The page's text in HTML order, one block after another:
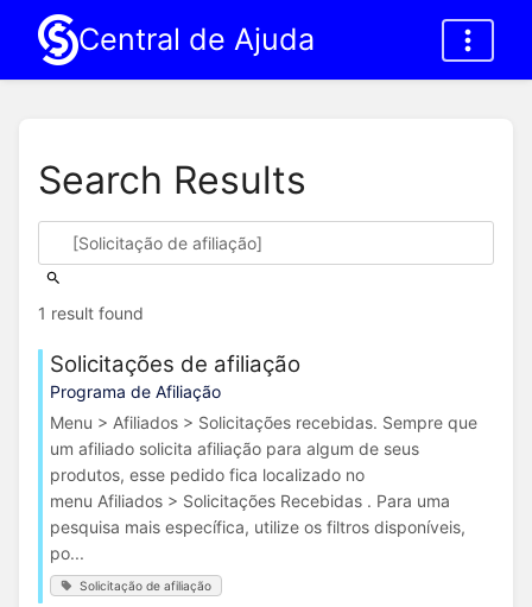
Central de Ajuda
Search Results
1 result found
Solicitações de afiliação
Programa de Afiliação
Menu > Afiliados > Solicitações recebidas. Sempre que
um afiliado solicita afiliação para algum de seus
produtos, esse pedido fica localizado no
menu Afiliados > Solicitações Recebidas . Para uma
pesquisa mais específica, utilize os filtros disponíveis,
po...
Solicitação de afiliação